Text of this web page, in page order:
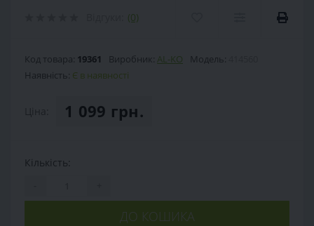
(0)
Код товара: 19361 Виробник: AL-KO Модель:
Наявність: Є в наявності
1 099 грн.
Кількість:
ДО КОШИКА